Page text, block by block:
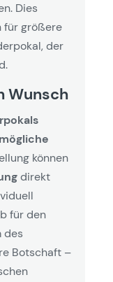
Dies
für größere
der
Wunsch
mögliche
können
direkt
für den
des
Botschaft –